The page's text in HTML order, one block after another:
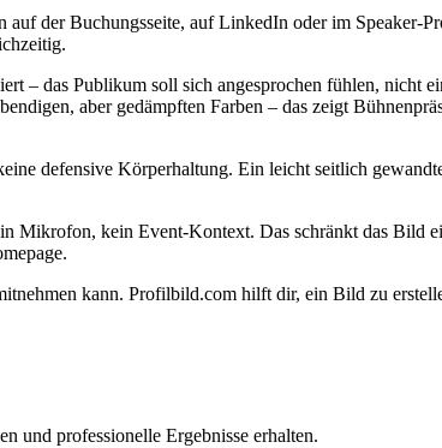
der Buchungsseite, auf LinkedIn oder im
– das Publikum soll sich angesprochen fühlen, nicht
aber gedämpften Farben – das zeigt
defensive Körperhaltung. Ein leicht seitlich
Mikrofon, kein Event-Kontext. Das schränkt das Bild
kann. Profilbild.com hilft dir, ein Bild zu
und professionelle Ergebnisse erhalten.